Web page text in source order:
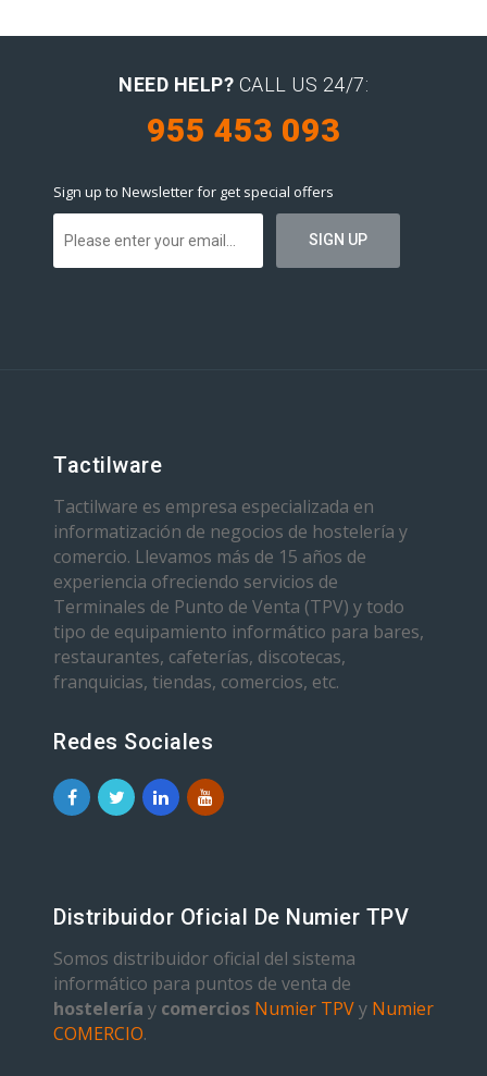
NEED HELP? CALL US 24/7:
955 453 093
Sign up to Newsletter for get special offers
Tactilware
Tactilware es empresa especializada en
informatización de negocios de hostelería y
comercio. Llevamos más de 15 años de
experiencia ofreciendo servicios de
Terminales de Punto de Venta (TPV) y todo
tipo de equipamiento informático para bares,
restaurantes, cafeterías, discotecas,
franquicias, tiendas, comercios, etc.
Redes Sociales
Distribuidor Oficial De Numier TPV
Somos distribuidor oficial del sistema
informático para puntos de venta de
hostelería y comercios Numier TPVy Numier
COMERCIO.